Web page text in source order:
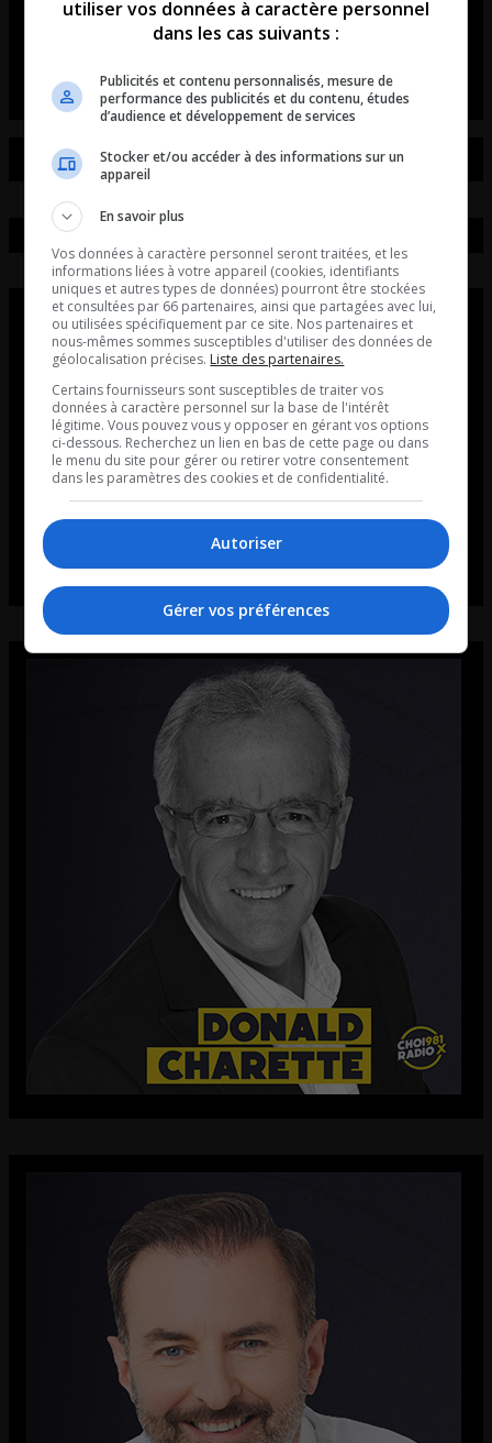
immobilier de Québec RALENTI!
utiliser vos données à caractère personnel
dans les cas suivants :
Publicités et contenu personnalisés, mesure de
performance des publicités et du contenu, études
d’audience et développement de services
Stocker et/ou accéder à des informations sur un
appareil
En savoir plus
Vos données à caractère personnel seront traitées, et les
informations liées à votre appareil (cookies, identifiants
uniques et autres types de données) pourront être stockées
et consultées par 66 partenaires, ainsi que partagées avec lui,
ou utilisées spécifiquement par ce site. Nos partenaires et
nous-mêmes sommes susceptibles d'utiliser des données de
géolocalisation précises. Liste des partenaires.
Certains fournisseurs sont susceptibles de traiter vos
données à caractère personnel sur la base de l'intérêt
légitime. Vous pouvez vous y opposer en gérant vos options
ci-dessous. Recherchez un lien en bas de cette page ou dans
le menu du site pour gérer ou retirer votre consentement
dans les paramètres des cookies et de confidentialité.
Autoriser
Gérer vos préférences